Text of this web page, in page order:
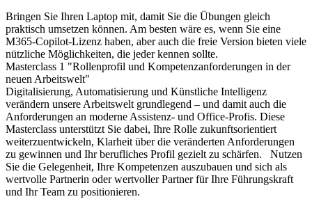
Bringen Sie Ihren Laptop mit, damit Sie die Übungen gleich
praktisch umsetzen können. Am besten wäre es, wenn Sie eine
M365-Copilot-Lizenz haben, aber auch die freie Version bieten viele
nützliche Möglichkeiten, die jeder kennen sollte.
Masterclass 1 "Rollenprofil und Kompetenzanforderungen in der
neuen Arbeitswelt"
Digitalisierung, Automatisierung und Künstliche Intelligenz
verändern unsere Arbeitswelt grundlegend – und damit auch die
Anforderungen an moderne Assistenz- und Office-Profis. Diese
Masterclass unterstützt Sie dabei, Ihre Rolle zukunftsorientiert
weiterzuentwickeln, Klarheit über die veränderten Anforderungen
zu gewinnen und Ihr berufliches Profil gezielt zu schärfen.
Nutzen
Sie die Gelegenheit, Ihre Kompetenzen auszubauen und sich als
wertvolle Partnerin oder wertvoller Partner für Ihre Führungskraft
und Ihr Team zu positionieren.